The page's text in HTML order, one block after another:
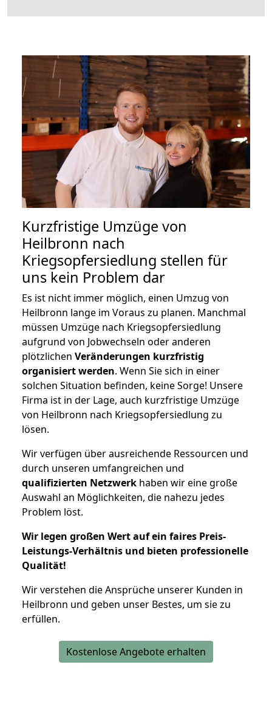
Kurzfristige Umzüge von
Heilbronn nach
Kriegsopfersiedlung stellen für
uns kein Problem dar
Es ist nicht immer möglich, einen Umzug von
Heilbronn lange im Voraus zu planen. Manchmal
müssen Umzüge nach Kriegsopfersiedlung
aufgrund von Jobwechseln oder anderen
plötzlichen Veränderungen kurzfristig
organisiert werden. Wenn Sie sich in einer
solchen Situation befinden, keine Sorge! Unsere
Firma ist in der Lage, auch kurzfristige Umzüge
von Heilbronn nach Kriegsopfersiedlung zu
lösen.
Wir verfügen über ausreichende Ressourcen und
durch unseren umfangreichen und
qualifizierten Netzwerk haben wir eine große
Auswahl an Möglichkeiten, die nahezu jedes
Problem löst.
Wir legen großen Wert auf ein faires Preis-
Leistungs-Verhältnis und bieten professionelle
Qualität!
Wir verstehen die Ansprüche unserer Kunden in
Heilbronn und geben unser Bestes, um sie zu
erfüllen.
Kostenlose Angebote erhalten